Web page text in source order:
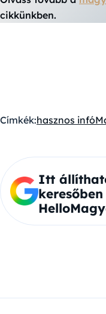
cikkünkben.
Címkék:hasznos infó
Itt